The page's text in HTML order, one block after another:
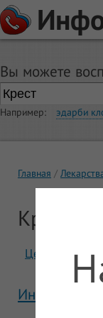
Вы можете
Например: эдарби
Главная
Крест
Цены
Инструкция